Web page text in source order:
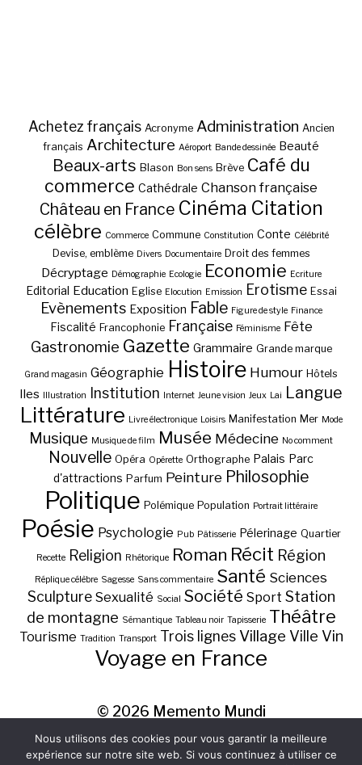
Achetez français Acronyme Administration Ancien
français Architecture Aéroport Bande dessinée Beauté
Beaux-arts Blason Bon sens Brève Café du
commerce Cathédrale Chanson française
Château en France Cinéma Citation
célèbre Commerce Commune Constitution Conte Célébrité
Devise, emblème Divers Documentaire Droit des femmes
Décryptage Démographie Ecologie Economie Ecriture
Editorial Education Eglise Elocution Emission Erotisme Essai
Evènements Exposition Fable Figure de style Finance
Fiscalité Francophonie Française Féminisme Fête
Gastronomie Gazette Grammaire Grande marque
Grand magasin Géographie Histoire Humour Hôtels
Iles Illustration Institution Internet Jeune vision Jeux Lai Langue
Littérature Livre électronique Loisirs Manifestation Mer Mode
Musique Musique de film Musée Médecine No comment
Nouvelle Opéra Opérette Orthographe Palais Parc
d'attractions Parfum Peinture Philosophie
Politique Polémique Population Portrait littéraire
Poésie Psychologie Pub Pâtisserie Pélerinage Quartier
Recette Religion Rhétorique Roman Récit Région
Réplique célèbre Sagesse Sans commentaire Santé Sciences
Sculpture Sexualité Social Société Sport Station
de montagne Sémantique Tableau noir Tapisserie Théâtre
Tourisme Tradition Transport Trois lignes Village Ville Vin
Voyage en France
© 2026 Memento Mundi
Nous utilisons des cookies pour vous garantir la meilleure
expérience sur notre site web. Si vous continuez à utiliser ce